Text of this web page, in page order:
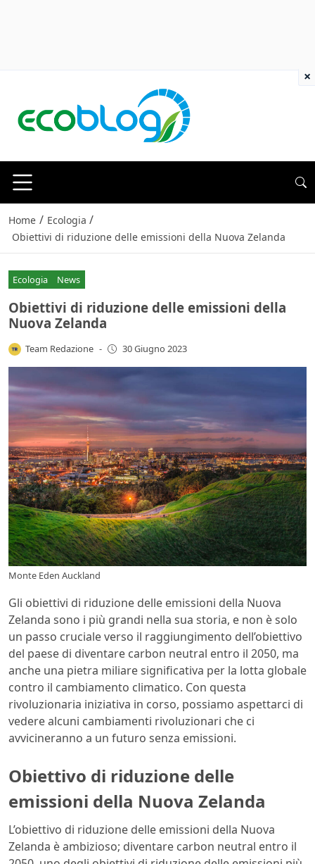
Home / Ecologia /
Obiettivi di riduzione delle emissioni della Nuova Zelanda
Ecologia News
Obiettivi di riduzione delle emissioni della
Nuova Zelanda
Team Redazione - 30 Giugno 2023
Monte Eden Auckland
Gli obiettivi di riduzione delle emissioni della Nuova
Zelanda sono i più grandi nella sua storia, e non è solo
un passo cruciale verso il raggiungimento dell’obiettivo
del paese di diventare carbon neutral entro il 2050, ma
anche una pietra miliare significativa per la lotta globale
contro il cambiamento climatico. Con questa
rivoluzionaria iniziativa in corso, possiamo aspettarci di
vedere alcuni cambiamenti rivoluzionari che ci
avvicineranno a un futuro senza emissioni.
Obiettivo di riduzione delle
emissioni della Nuova Zelanda
L’obiettivo di riduzione delle emissioni della Nuova
Zelanda è ambizioso; diventare carbon neutral entro il
×